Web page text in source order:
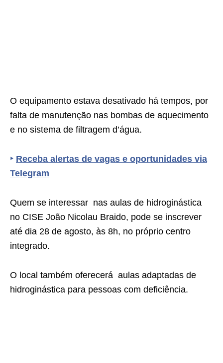
O equipamento estava desativado há tempos, por
falta de manutenção nas bombas de aquecimento
e no sistema de filtragem d’água.
‣ Receba alertas de vagas e oportunidades via
Telegram
Quem se interessar nas aulas de hidroginástica
no CISE João Nicolau Braido, pode se inscrever
até dia 28 de agosto, às 8h, no próprio centro
integrado.
O local também oferecerá aulas adaptadas de
hidroginástica para pessoas com deficiência.